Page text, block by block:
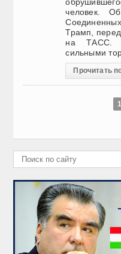
человек.
Трамп,
на ТАСС.
сильными
Прочитать
1